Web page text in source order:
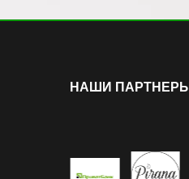
НАШИ ПАРТНЕРЫ